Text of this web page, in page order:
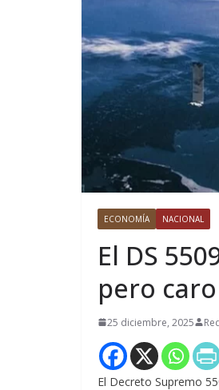
ECONOMÍA NACIONAL
El DS
pero
25 diciembre, 2025
El Decreto Supremo